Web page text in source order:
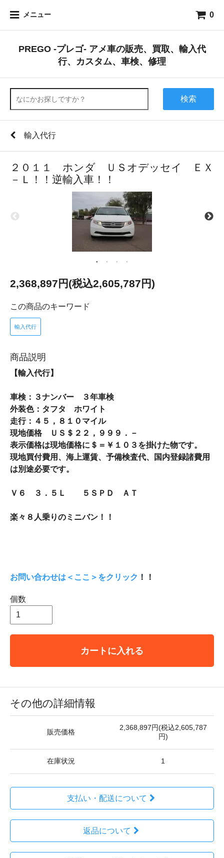
メニュー 0
PREGO -プレゴ- アメ車の販売、買取、輸入代
行、カスタム、車検、修理
検索
輸入代行
２０１１ ホンダ ＵＳオデッセイ ＥＸ
－Ｌ！！逆輸入車！！
2,368,897円(税込2,605,787円)
この商品のキーワード
輸入代行
商品説明
【輸入代行】
車検：３ナンバー ３年車検
外装色：タフタ ホワイト
走行：４５，８１０マイル
現地価格 ＵＳ＄２２，９９９．－
表示価格は現地価格に＄＝￥１０３を掛けた物です。
現地買付費用、海上運賃、予備検査代、国内登録諸費用
は別途必要です。
Ｖ６ ３．５Ｌ ５ＳＰＤ ＡＴ
楽々８人乗りのミニバン！！
お問い合わせは＜ここ＞をクリック ！！
個数
カートに入れる
その他の詳細情報
販売価格
2,368,897円(税込2,605,787
円)
在庫状況 1
支払い・配送について
返品について